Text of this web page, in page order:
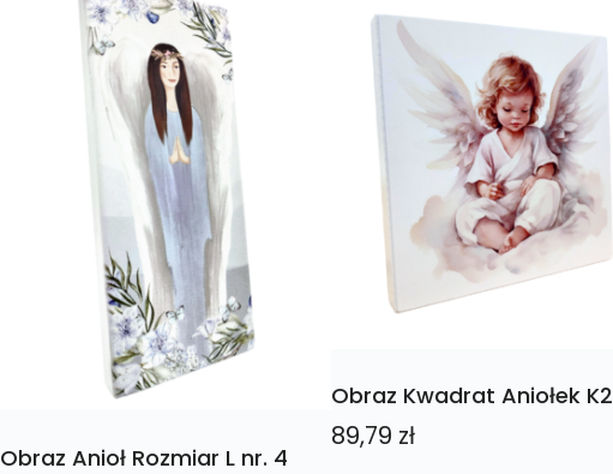
Obraz Anioł Rozmiar L nr. 4
Obraz Kwadrat Aniołek K2
89,79 zł